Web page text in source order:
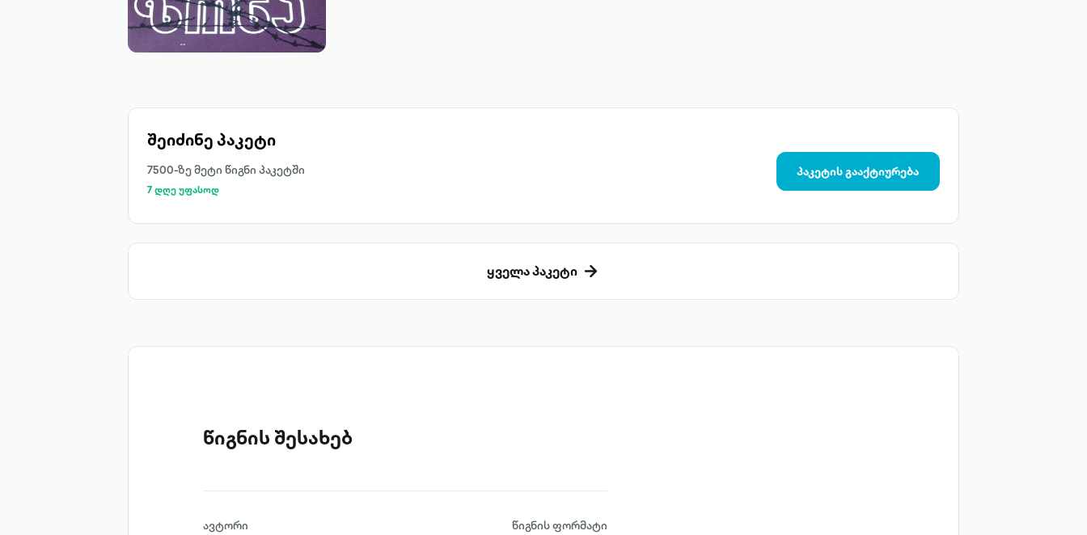
შეიძინე პაკეტი
7500-ზე მეტი წიგნი პაკეტში
7 დღე უფასოდ
პაკეტის გააქტიურება
ყველა პაკეტი
წიგნის შესახებ
ავტორი წიგნის ფორმატი